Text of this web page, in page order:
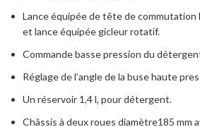
Lance équipée de tête de
et lance équipée gicleur rotatif.
Commande basse pression du
Réglage de l’angle de la buse haute
Un réservoir 1,4 l, pour détergent.
Châssis à deux roues diamètre185 mm